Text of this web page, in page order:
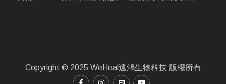
Copyright © 2025 WeHeal遠鴻生物科技 版權所有